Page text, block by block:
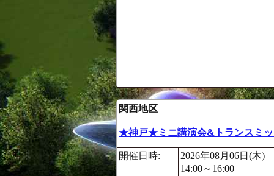
関西地区
★神戸★ミニ講演会&トランスミ
開催日時:
2026年08月06日(木)
14:00～16:00